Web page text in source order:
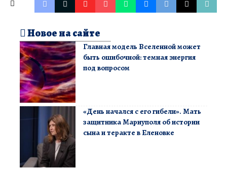
Новое на сайте
Главная модель Вселенной может
быть ошибочной: темная энергия
под вопросом
«День начался с его гибели». Мать
защитника Мариуполя об истории
сына и теракте в Еленовке